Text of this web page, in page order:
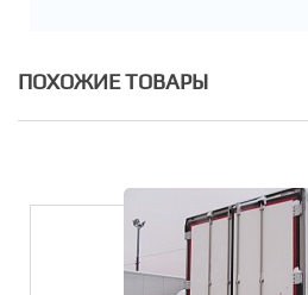
ПОХОЖИЕ ТОВАРЫ